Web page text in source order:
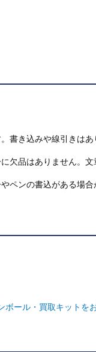
書き込みや線引きはあ
欠品はありません。文
ペンの書込がある場
ール・買取キットを